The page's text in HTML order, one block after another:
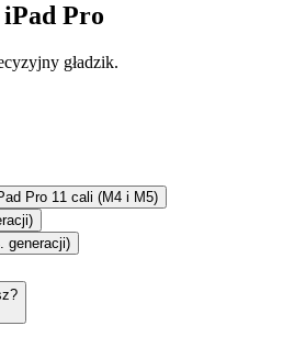
Pro
gładzik.
Pro 11 cali (M4 i M5)
generacji)